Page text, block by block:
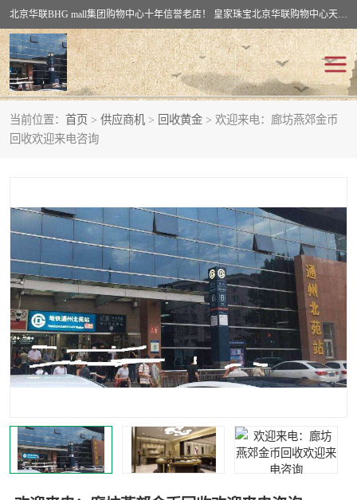
北京华联BHG mall集团购物中心十年信誉老店！ 皇家珠宝北京华联购物中心天时名苑店竭诚欢迎您。 北京市通州区（八通线）通州北苑地铁华联购物中心一层皇家珠宝 北京皇家珠宝通州黄金回收黄金首饰加工店（八通线: 通州北苑地铁华联店）：通州区通州北苑地铁华联购物中心一层皇家珠宝。
当前位置： 首页 > 供应商机 > 回收黄金 > 欢迎来电：廊坊燕郊金币
回收欢迎来电咨询
回收黄金
回收翡翠玉石